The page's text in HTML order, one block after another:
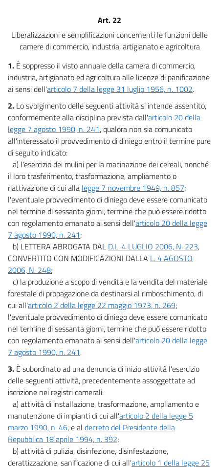
15
Titolo II
Sviluppo economico e attività produttive
Capo III
Industria
17
18
19
20
21
22
Titolo II
Sviluppo economico e attività produttive
Capo IV
Conferimenti ai comuni e sportello unico
23
24
25
26
27
27 bis
Titolo II
Sviluppo economico e attività produttive
Ricerca, produzione, trasporto
e distribuzione di energia
28
29
30
31
Titolo II
Sviluppo economico e attività produttive
Art. 22
Liberalizzazioni e semplificazioni concernenti le funzioni delle
camere di commercio, industria, artigianato e agricoltura
1. È soppresso il visto annuale della camera di commercio,
industria, artigianato ed agricoltura alle licenze di panificazione
ai sensi dell'articolo 7 della legge 31 luglio 1956, n. 1002.
2. Lo svolgimento delle seguenti attività si intende assentito,
conformemente alla disciplina prevista dall'articolo 20 della
legge 7 agosto 1990, n. 241, qualora non sia comunicato
all'interessato il provvedimento di diniego entro il termine pure
di seguito indicato:
a) l'esercizio dei mulini per la macinazione dei cereali, nonché
il loro trasferimento, trasformazione, ampliamento o
riattivazione di cui alla legge 7 novembre 1949, n. 857;
l'eventuale provvedimento di diniego deve essere comunicato
nel termine di sessanta giorni, termine che può essere ridotto
con regolamento emanato ai sensi dell'articolo 20 della legge
7 agosto 1990, n. 241;
b) LETTERA ABROGATA DAL D.L. 4 LUGLIO 2006, N. 223,
CONVERTITO CON MODIFICAZIONI DALLA L. 4 AGOSTO
2006, N. 248;
c) la produzione a scopo di vendita e la vendita del materiale
forestale di propagazione da destinarsi al rimboschimento, di
cui all'articolo 2 della legge 22 maggio 1973, n. 269;
l'eventuale provvedimento di diniego deve essere comunicato
nel termine di sessanta giorni, termine che può essere ridotto
con regolamento emanato ai sensi dell'articolo 20 della legge
7 agosto 1990, n. 241.
3. È subordinato ad una denuncia di inizio attività l'esercizio
delle seguenti attività, precedentemente assoggettate ad
iscrizione nei registri camerali:
a) attività di installazione, trasformazione, ampliamento e
manutenzione di impianti di cui all'articolo 2 della legge 5
marzo 1990, n. 46, e al decreto del Presidente della
Repubblica 18 aprile 1994, n. 392;
b) attività di pulizia, disinfezione, disinfestazione,
derattizzazione, sanificazione di cui all'articolo 1 della legge 25